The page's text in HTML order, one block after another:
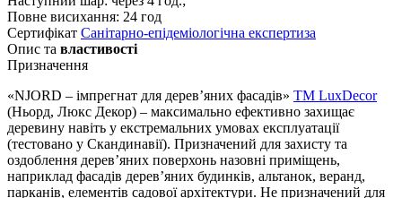
Повне висихання: 24 год
Сертифікат Санітарно-епідеміологічна експертиза
Опис та властивості
Призначення
«NJORD – імпрегнат для дерев’яних фасадів» TM LuxDecor
(Ньорд, Люкс Декор) – максимально ефективно захищає
деревину навіть у екстремальних умовах експлуатації
(тестовано у Скандинавії). Призначений для захисту та
оздоблення дерев’яних поверхонь назовні приміщень,
наприклад фасадів дерев’яних будинків, альтанок, веранд,
парканів, елементів садової архітектури. Не призначений для